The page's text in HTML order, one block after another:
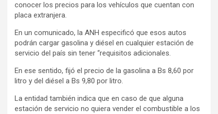
conocer los precios para los vehículos que cuentan con
placa extranjera.
En un comunicado, la ANH especificó que esos autos
podrán cargar gasolina y diésel en cualquier estación de
servicio del país sin tener “requisitos adicionales.
En ese sentido, fijó el precio de la gasolina a Bs 8,60 por
litro y del diésel a Bs 9,80 por litro.
La entidad también indica que en caso de que alguna
estación de servicio no quiera vender el combustible a los